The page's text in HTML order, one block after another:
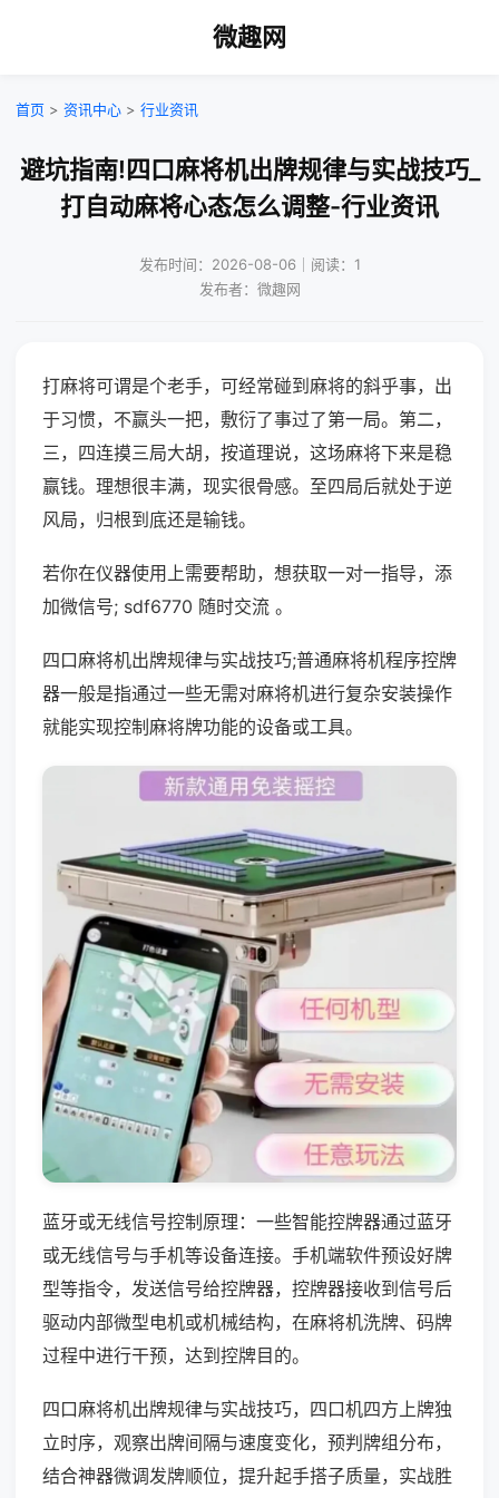
微趣网
首页 > 资讯中心 > 行业资讯
避坑指南!四口麻将机出牌规律与实战技巧_
打自动麻将心态怎么调整-行业资讯
发布时间：2026-08-06｜阅读：1
发布者：微趣网
打麻将可谓是个老手，可经常碰到麻将的斜乎事，出
于习惯，不赢头一把，敷衍了事过了第一局。第二，
三，四连摸三局大胡，按道理说，这场麻将下来是稳
赢钱。理想很丰满，现实很骨感。至四局后就处于逆
风局，归根到底还是输钱。
若你在仪器使用上需要帮助，想获取一对一指导，添
加微信号; sdf6770 随时交流 。
四口麻将机出牌规律与实战技巧;普通麻将机程序控牌
器一般是指通过一些无需对麻将机进行复杂安装操作
就能实现控制麻将牌功能的设备或工具。
蓝牙或无线信号控制原理：一些智能控牌器通过蓝牙
或无线信号与手机等设备连接。手机端软件预设好牌
型等指令，发送信号给控牌器，控牌器接收到信号后
驱动内部微型电机或机械结构，在麻将机洗牌、码牌
过程中进行干预，达到控牌目的。
四口麻将机出牌规律与实战技巧，四口机四方上牌独
立时序，观察出牌间隔与速度变化，预判牌组分布，
结合神器微调发牌顺位，提升起手搭子质量，实战胜